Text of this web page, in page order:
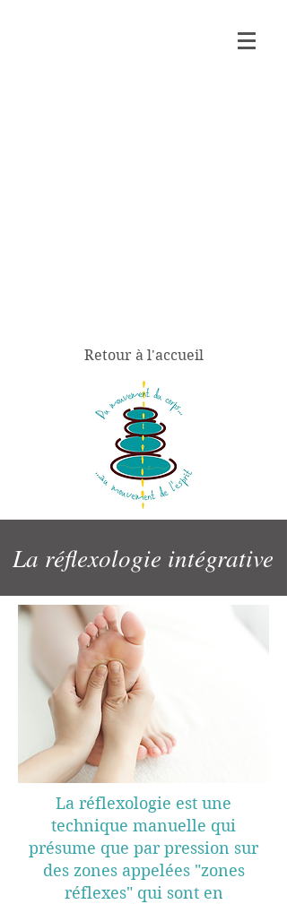
Retour à l'accueil
La réflexologie intégrative
La réflexologie est une
technique manuelle qui
présume que par pression sur
des zones appelées "zones
réflexes" qui sont en